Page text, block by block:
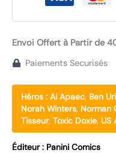
Envoi Offert à Partir de
Paiements Securisés
Héros : Ai Apaec, Ben
Norah Winters, Norman
Tisseur, Toxic Doxie, US
Éditeur : Panini Comics